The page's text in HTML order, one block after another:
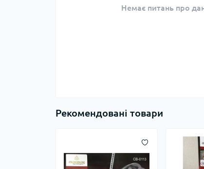
Немає питань про
Рекомендовані товари